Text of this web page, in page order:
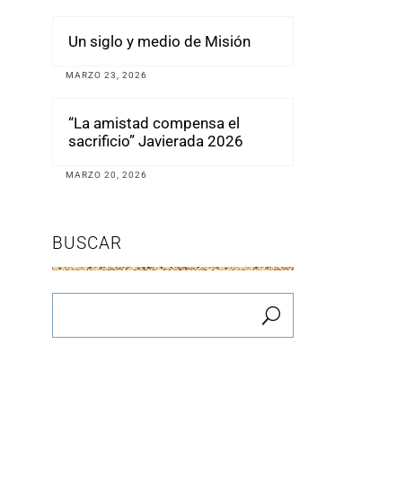
Un siglo y medio de Misión
MARZO 23, 2026
“La amistad compensa el
sacrificio” Javierada 2026
MARZO 20, 2026
BUSCAR